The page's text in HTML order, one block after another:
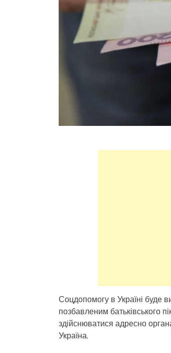
Соцдопомогу в Україні буде
позбавленим батьківського
здійснюватися адресно
Україна.